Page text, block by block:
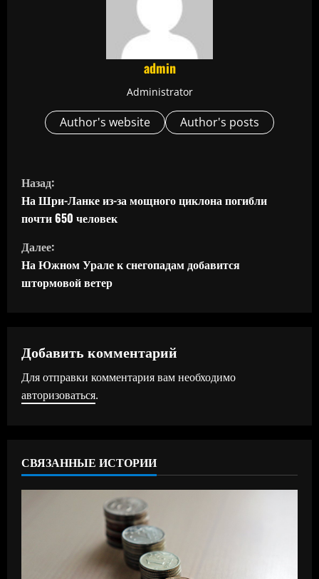
admin
Administrator
Author's website Author's posts
П
р
о
д
о
ж
и
ч
Назад:
На Шри-Ланке из-за мощного циклона погибли
почти 650 человек
Далее:
На Южном Урале к снегопадам добавится
штормовой ветер
Добавить комментарий
Для отправки комментария вам необходимо
авторизоваться.
СВЯЗАННЫЕ ИСТОРИИ